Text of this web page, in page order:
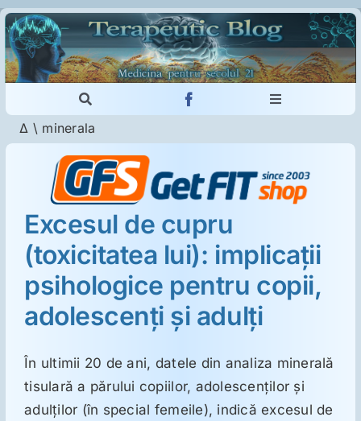
Skip
to
content
Toggle
Navigation
Cautare...
Toggle
Imunologie
Dermatologie
Psihiatrie
Neurologie
Intoleranţa la gluten
Suplimente
Δ \ minerala
Excesul de cupru
(toxicitatea lui): implicaţii
psihologice pentru copii,
adolescenţi şi adulţi
În ultimii 20 de ani, datele din analiza minerală
tisulară a părului copiilor, adolescenţilor şi
adulţilor (în special femeile), indică excesul de